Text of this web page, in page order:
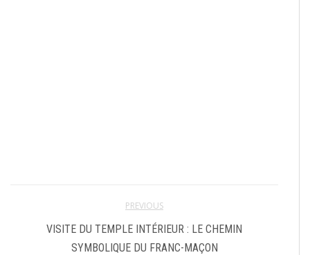
PREVIOUS
VISITE DU TEMPLE INTÉRIEUR : LE CHEMIN
SYMBOLIQUE DU FRANC-MAÇON